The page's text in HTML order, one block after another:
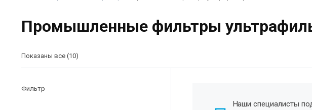
Промышленные фильтры
Показаны все (10)
Наши специалисты
Фильтр